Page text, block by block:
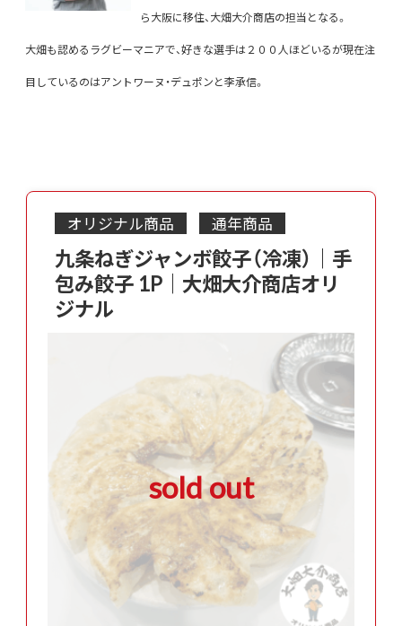
ら大阪に移住、大畑大介商店の担当となる。
大畑も認めるラグビーマニアで、好きな選手は２００人ほどいるが現在注
目しているのはアントワーヌ・デュポンと李承信。
オリジナル商品 通年商品
九条ねぎジャンボ餃子（冷凍）｜手
包み餃子 1P｜大畑大介商店オリ
ジナル
sold out